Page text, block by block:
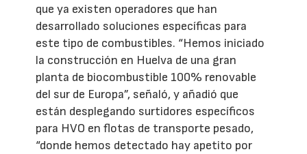
que ya existen operadores que han
desarrollado soluciones específicas para
este tipo de combustibles. “Hemos iniciado
la construcción en Huelva de una gran
planta de biocombustible 100% renovable
del sur de Europa”, señaló, y añadió que
están desplegando surtidores específicos
para HVO en flotas de transporte pesado,
“donde hemos detectado hay apetito por